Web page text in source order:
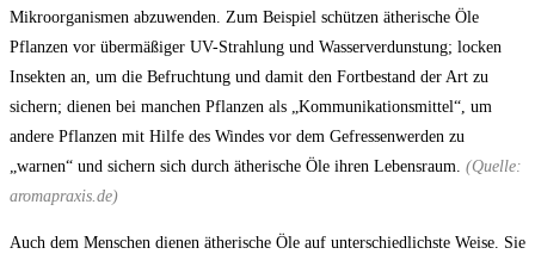
Mikroorganismen abzuwenden. Zum Beispiel schützen ätherische Öle
Pflanzen vor übermäßiger UV-Strahlung und Wasserverdunstung; locken
Insekten an, um die Befruchtung und damit den Fortbestand der Art zu
sichern; dienen bei manchen Pflanzen als „Kommunikationsmittel“, um
andere Pflanzen mit Hilfe des Windes vor dem Gefressenwerden zu
„warnen“ und sichern sich durch ätherische Öle ihren Lebensraum. (Quelle:
aromapraxis.de)
Auch dem Menschen dienen ätherische Öle auf unterschiedlichste Weise. Sie